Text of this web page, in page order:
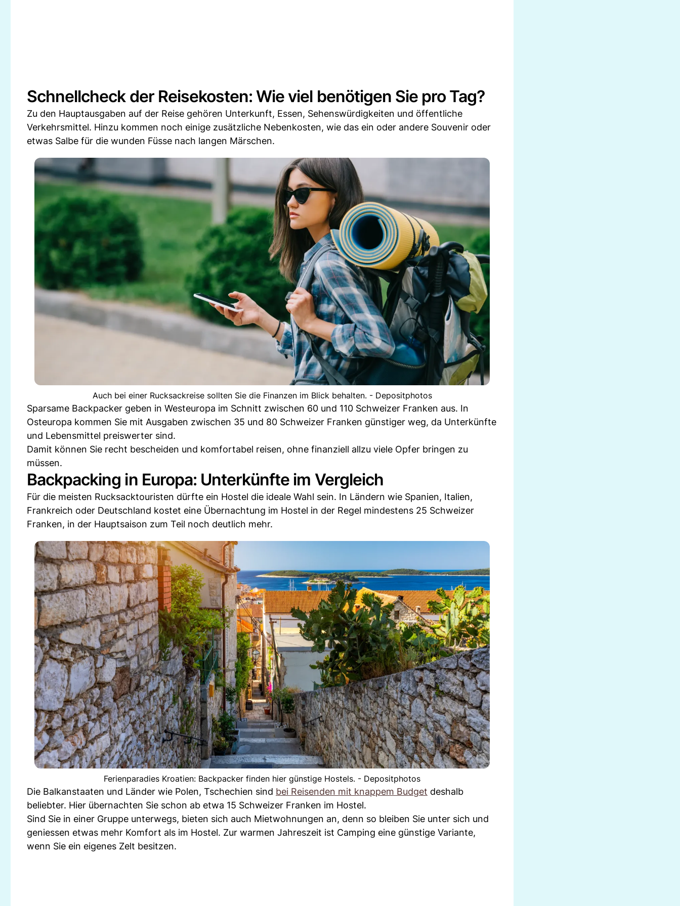
Schnellcheck der Reisekosten: Wie viel benötigen Sie pro Tag?
Zu den Hauptausgaben auf der Reise gehören Unterkunft, Essen, Sehenswürdigkeiten und öffentliche
Verkehrsmittel. Hinzu kommen noch einige zusätzliche Nebenkosten, wie das ein oder andere Souvenir oder
etwas Salbe für die wunden Füsse nach langen Märschen.
Auch bei einer Rucksackreise sollten Sie die Finanzen im Blick behalten. - Depositphotos
Sparsame Backpacker geben in Westeuropa im Schnitt zwischen 60 und 110 Schweizer Franken aus. In
Osteuropa kommen Sie mit Ausgaben zwischen 35 und 80 Schweizer Franken günstiger weg, da Unterkünfte
und Lebensmittel preiswerter sind.
Damit können Sie recht bescheiden und komfortabel reisen, ohne finanziell allzu viele Opfer bringen zu
müssen.
Backpacking in Europa: Unterkünfte im Vergleich
Für die meisten Rucksacktouristen dürfte ein Hostel die ideale Wahl sein. In Ländern wie Spanien, Italien,
Frankreich oder Deutschland kostet eine Übernachtung im Hostel in der Regel mindestens 25 Schweizer
Franken, in der Hauptsaison zum Teil noch deutlich mehr.
Ferienparadies Kroatien: Backpacker finden hier günstige Hostels. - Depositphotos
Die Balkanstaaten und Länder wie Polen, Tschechien sind bei Reisenden mit knappem Budget deshalb
beliebter. Hier übernachten Sie schon ab etwa 15 Schweizer Franken im Hostel.
Sind Sie in einer Gruppe unterwegs, bieten sich auch Mietwohnungen an, denn so bleiben Sie unter sich und
geniessen etwas mehr Komfort als im Hostel. Zur warmen Jahreszeit ist Camping eine günstige Variante,
wenn Sie ein eigenes Zelt besitzen.